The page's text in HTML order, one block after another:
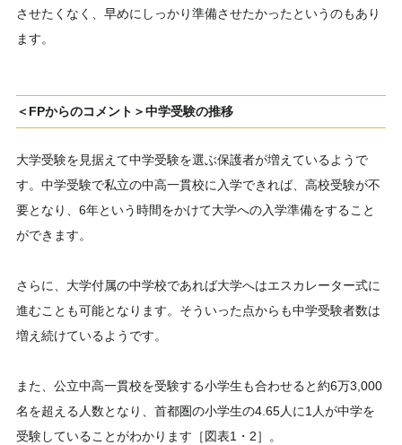
させたくなく、早めにしっかり準備させたかったというのもあり
ます。
＜FPからのコメント＞中学受験の推移
大学受験を見据えて中学受験を選ぶ保護者が増えているようで
す。中学受験で私立の中高一貫校に入学できれば、高校受験が不
要となり、6年という時間をかけて大学への入学準備をすること
ができます。
さらに、大学付属の中学校であれば大学へはエスカレーター式に
進むことも可能となります。そういった点からも中学受験者数は
増え続けているようです。
また、公立中高一貫校を受験する小学生も合わせると約6万3,000
名を超える人数となり、首都圏の小学生の4.65人に1人が中学を
受験していることがわかります［図表1・2］。